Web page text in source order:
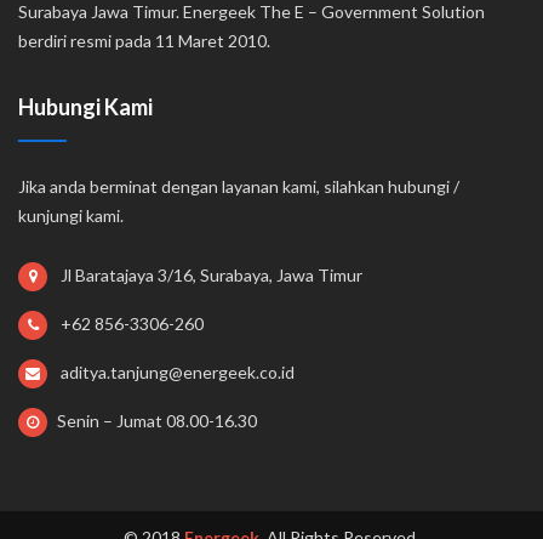
Surabaya Jawa Timur. Energeek The E – Government Solution
berdiri resmi pada 11 Maret 2010.
Hubungi Kami
Jika anda berminat dengan layanan kami, silahkan hubungi /
kunjungi kami.
Jl Baratajaya 3/16, Surabaya, Jawa Timur
+62 856-3306-260
aditya.tanjung@energeek.co.id
Senin – Jumat 08.00-16.30